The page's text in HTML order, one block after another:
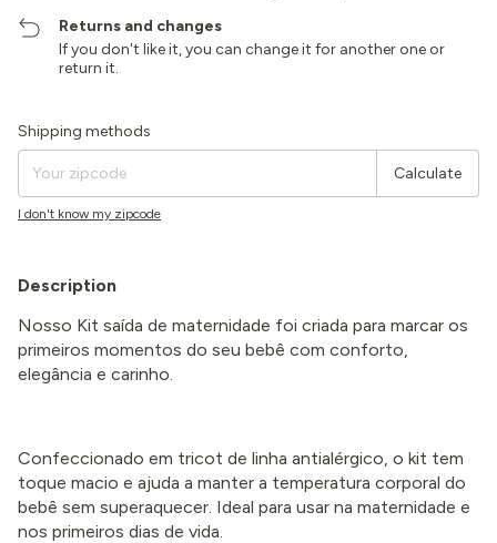
Returns and changes
If you don't like it, you can change it for another one or
return it.
Shipping for zipcode:
Shipping methods
Calculate
I don't know my zipcode
Description
Nosso Kit saída de maternidade foi criada para marcar os
primeiros momentos do seu bebê com conforto,
elegância e carinho.
Confeccionado em tricot de linha antialérgico, o kit tem
toque macio e ajuda a manter a temperatura corporal do
bebê sem superaquecer. Ideal para usar na maternidade e
nos primeiros dias de vida.